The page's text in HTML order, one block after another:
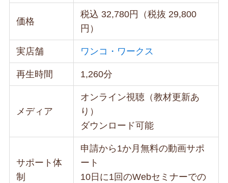
価格
税込 32,780円（税抜 29,800
円）
実店舗 ワンコ・ワークス
再生時間 1,260分
メディア
オンライン視聴（教材更新あ
り）
ダウンロード可能
サポート体
制
申請から1か月無料の動画サポ
ート
10日に1回のWebセミナーでの